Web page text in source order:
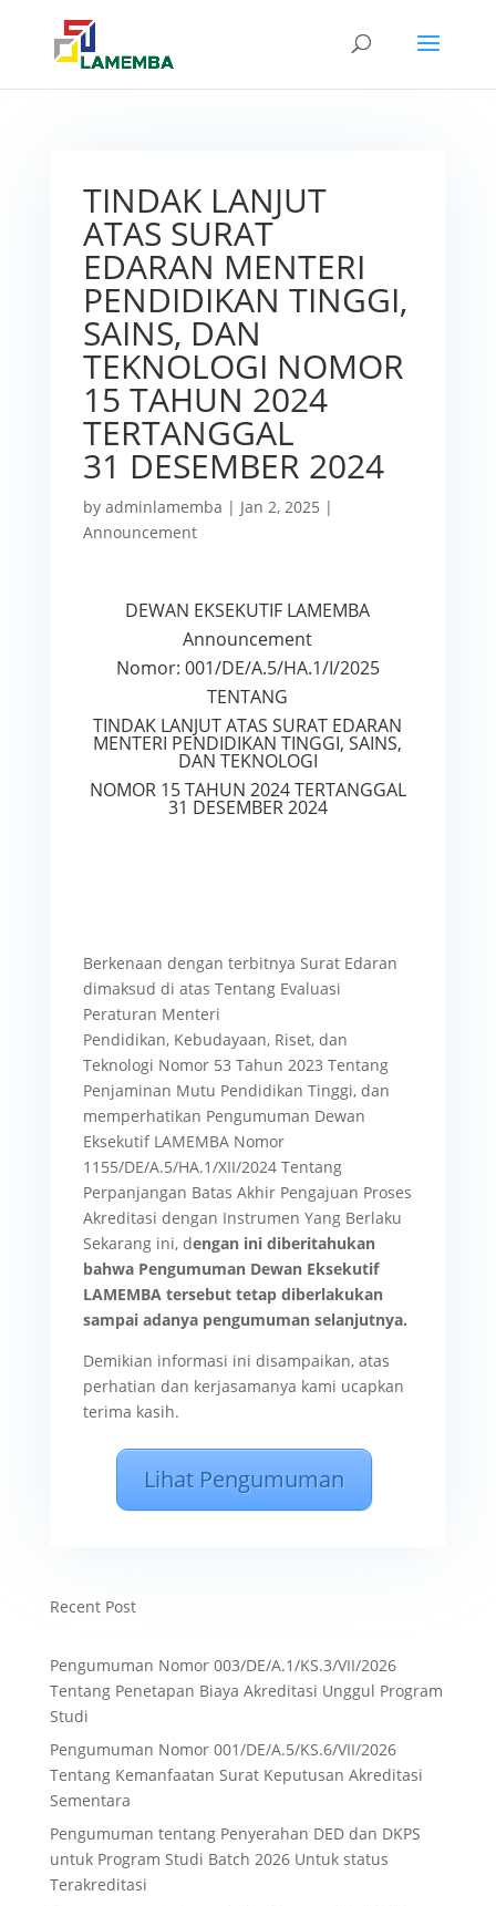
TINDAK LANJUT
ATAS SURAT
EDARAN MENTERI
PENDIDIKAN TINGGI,
SAINS, DAN
TEKNOLOGI NOMOR
15 TAHUN 2024
TERTANGGAL
31 DESEMBER 2024
by adminlamemba | Jan 2, 2025 |
Announcement
DEWAN EKSEKUTIF LAMEMBA
Announcement
Nomor: 001/DE/A.5/HA.1/I/2025
TENTANG
TINDAK LANJUT ATAS SURAT EDARAN
MENTERI PENDIDIKAN TINGGI, SAINS,
DAN TEKNOLOGI
NOMOR 15 TAHUN 2024 TERTANGGAL
31 DESEMBER 2024
Berkenaan dengan terbitnya Surat Edaran
dimaksud di atas Tentang Evaluasi
Peraturan Menteri
Pendidikan, Kebudayaan, Riset, dan
Teknologi Nomor 53 Tahun 2023 Tentang
Penjaminan Mutu Pendidikan Tinggi, dan
memperhatikan Pengumuman Dewan
Eksekutif LAMEMBA Nomor
1155/DE/A.5/HA.1/XII/2024 Tentang
Perpanjangan Batas Akhir Pengajuan Proses
Akreditasi dengan Instrumen Yang Berlaku
Sekarang ini, dengan ini diberitahukan
bahwa Pengumuman Dewan Eksekutif
LAMEMBA tersebut tetap diberlakukan
sampai adanya pengumuman selanjutnya.
Demikian informasi ini disampaikan, atas
perhatian dan kerjasamanya kami ucapkan
terima kasih.
Lihat Pengumuman
Recent Post
Pengumuman Nomor 003/DE/A.1/KS.3/VII/2026
Tentang Penetapan Biaya Akreditasi Unggul Program
Studi
Pengumuman Nomor 001/DE/A.5/KS.6/VII/2026
Tentang Kemanfaatan Surat Keputusan Akreditasi
Sementara
Pengumuman tentang Penyerahan DED dan DKPS
untuk Program Studi Batch 2026 Untuk status
Terakreditasi